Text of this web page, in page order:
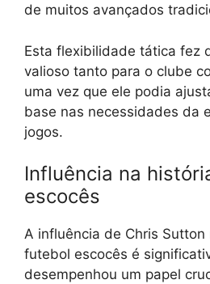
de muitos avançados
Esta flexibilidade tática fez
valioso tanto para o clube
uma vez que ele podia
base nas necessidades da
jogos.
Influência na
escocês
A influência de Chris
futebol escocês é
desempenhou um papel